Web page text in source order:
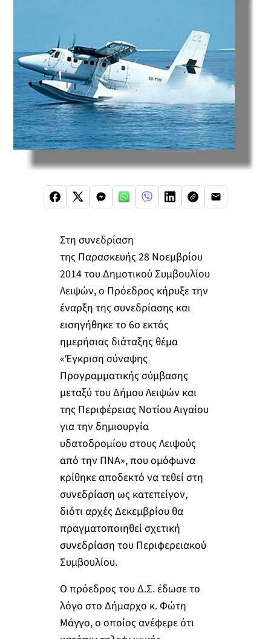
Στη συνεδρίαση
της Παρασκευής 28 Νοεμβρίου
2014 του Δημοτικού Συμβουλίου
Λειψών, ο Πρόεδρος κήρυξε την
έναρξη της συνεδρίασης και
εισηγήθηκε το 6ο εκτός
ημερήσιας διάταξης θέμα
«Έγκριση σύναψης
Προγραμματικής σύμβασης
μεταξύ του Δήμου Λειψών και
της Περιφέρειας Νοτίου Αιγαίου
για την δημιουργία
υδατοδρομίου στους Λειψούς
από την ΠΝΑ», που ομόφωνα
κρίθηκε αποδεκτό να τεθεί στη
συνεδρίαση ως κατεπείγον,
διότι αρχές Δεκεμβρίου θα
πραγματοποιηθεί σχετική
συνεδρίαση του Περιφερειακού
Συμβουλίου.
Ο πρόεδρος του Δ.Σ. έδωσε το
λόγο στο Δήμαρχο κ. Φώτη
Μάγγο, ο οποίος ανέφερε ότι